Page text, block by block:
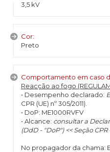
3,5 kV
Cor:
Preto
Comportamento em caso
Reacção ao fogo
• Desempenho declarado:
CPR (UE) nº 305/2011).
• DoP: ME1000RVFV
• Alcance: consultar a
(DdD - "DoP") << Seção CPR
No propagador da chama: